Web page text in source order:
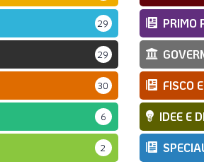
29 PRIMO
29
30 FISCO
6 IDEE E
2